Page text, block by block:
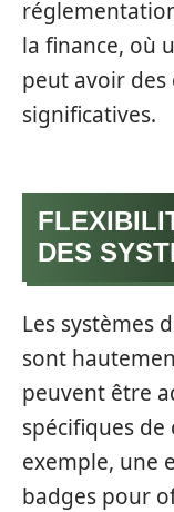
la finance, où
peut avoir des
significatives.
DES
Les systèmes
sont
peuvent être
spécifiques
exemple, une
badges pour